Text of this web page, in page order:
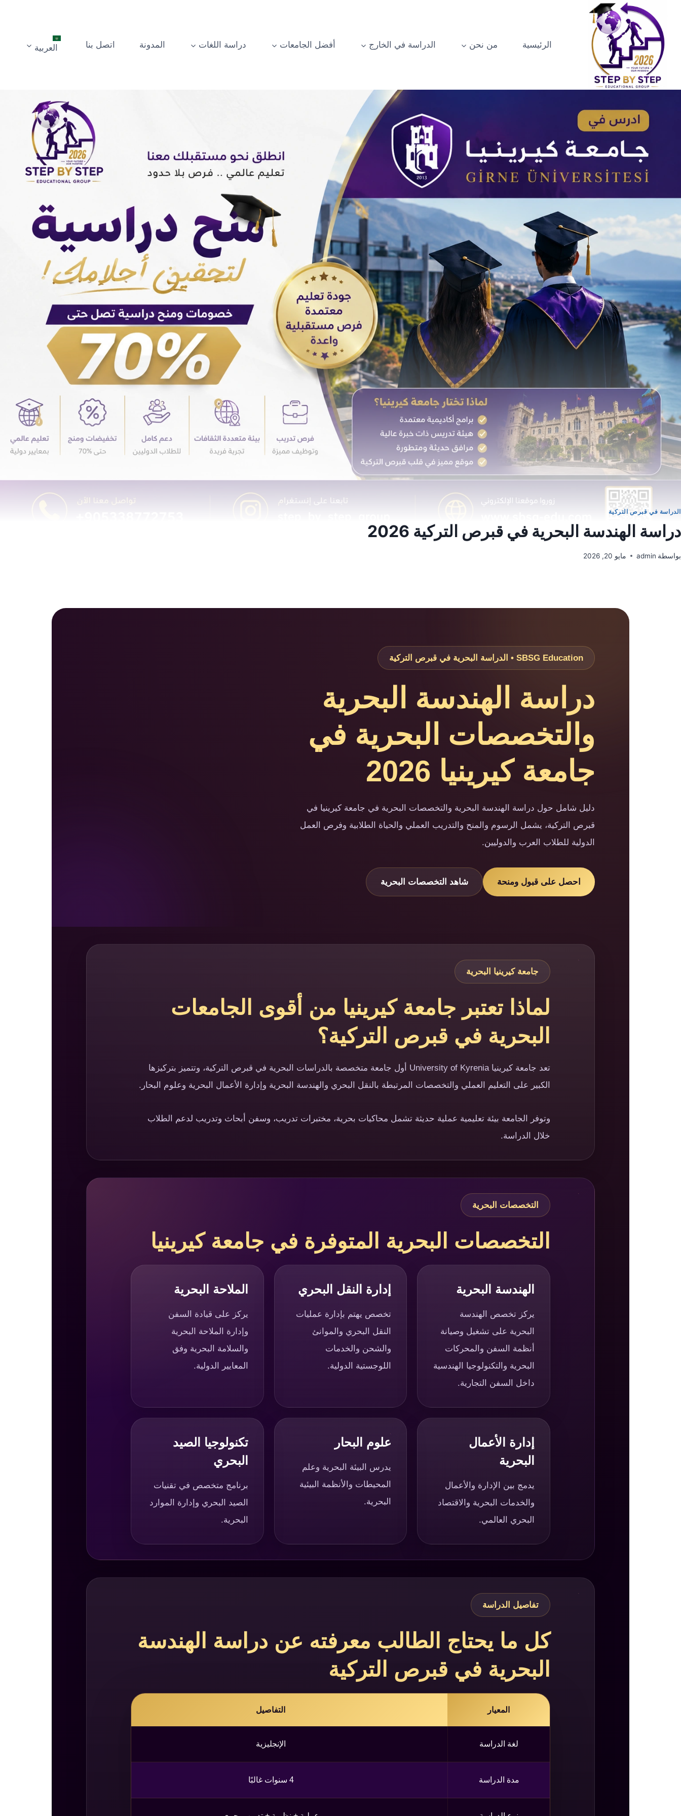
الرئيسية من نحن الدراسة في الخارج أفضل الجامعات دراسة اللغات المدونة اتصل بنا العربية
الدراسة في قبرص التركية
دراسة الهندسة البحرية في قبرص التركية 2026
بواسطة admin مايو 20, 2026
SBSG Education • الدراسة البحرية في قبرص التركية
دراسة الهندسة البحرية
والتخصصات البحرية في
جامعة كيرينيا 2026
دليل شامل حول دراسة الهندسة البحرية والتخصصات البحرية في جامعة كيرينيا في
قبرص التركية، يشمل الرسوم والمنح والتدريب العملي والحياة الطلابية وفرص العمل
الدولية للطلاب العرب والدوليين.
احصل على قبول ومنحة شاهد التخصصات البحرية
جامعة كيرينيا البحرية
لماذا تعتبر جامعة كيرينيا من أقوى الجامعات
البحرية في قبرص التركية؟
تعد جامعة كيرينيا University of Kyrenia أول جامعة متخصصة بالدراسات البحرية في قبرص التركية، وتتميز بتركيزها
الكبير على التعليم العملي والتخصصات المرتبطة بالنقل البحري والهندسة البحرية وإدارة الأعمال البحرية وعلوم البحار.
وتوفر الجامعة بيئة تعليمية عملية حديثة تشمل محاكيات بحرية، مختبرات تدريب، وسفن أبحاث وتدريب لدعم الطلاب
خلال الدراسة.
التخصصات البحرية
التخصصات البحرية المتوفرة في جامعة كيرينيا
الهندسة البحرية
يركز تخصص الهندسة
البحرية على تشغيل وصيانة
أنظمة السفن والمحركات
البحرية والتكنولوجيا الهندسية
داخل السفن التجارية.
إدارة النقل البحري
تخصص يهتم بإدارة عمليات
النقل البحري والموانئ
والشحن والخدمات
اللوجستية الدولية.
الملاحة البحرية
يركز على قيادة السفن
وإدارة الملاحة البحرية
والسلامة البحرية وفق
المعايير الدولية.
إدارة الأعمال
البحرية
يدمج بين الإدارة والأعمال
والخدمات البحرية والاقتصاد
البحري العالمي.
علوم البحار
يدرس البيئة البحرية وعلم
المحيطات والأنظمة البيئية
البحرية.
تكنولوجيا الصيد
البحري
برنامج متخصص في تقنيات
الصيد البحري وإدارة الموارد
البحرية.
تفاصيل الدراسة
كل ما يحتاج الطالب معرفته عن دراسة الهندسة
البحرية في قبرص التركية
المعيار التفاصيل
لغة الدراسة الإنجليزية
مدة الدراسة 4 سنوات غالبًا